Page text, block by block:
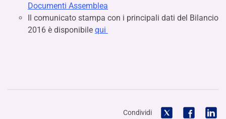
Documenti Assemblea
Il comunicato stampa con i principali dati del Bilancio
2016 è disponibile qui
Condividi